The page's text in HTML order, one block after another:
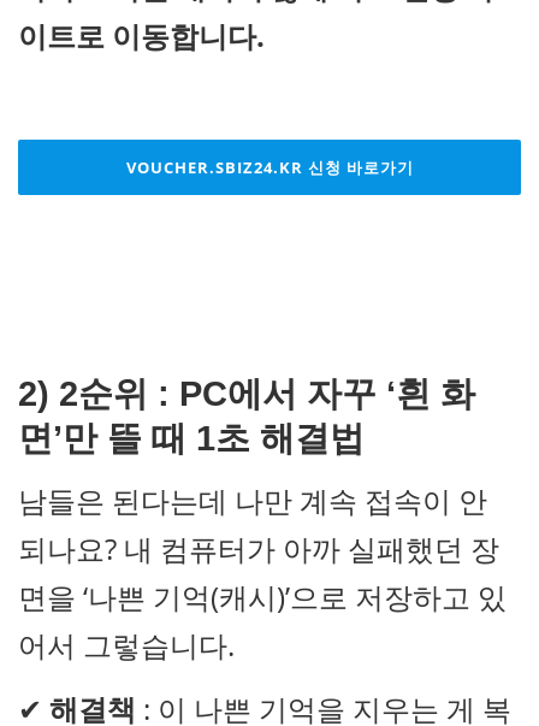
이트로 이동합니다.
VOUCHER.SBIZ24.KR 신청 바로가기
2) 2순위 : PC에서 자꾸 ‘흰 화
면’만 뜰 때 1초 해결법
남들은 된다는데 나만 계속 접속이 안
되나요? 내 컴퓨터가 아까 실패했던 장
면을 ‘나쁜 기억(캐시)’으로 저장하고 있
어서 그렇습니다.
✔ 해결책 : 이 나쁜 기억을 지우는 게 복